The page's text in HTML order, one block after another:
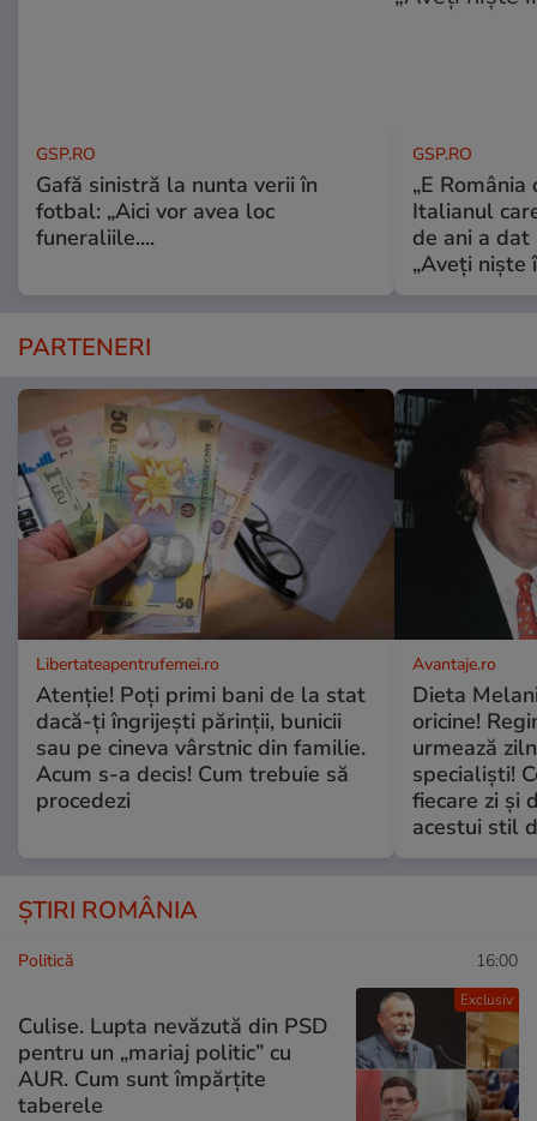
GSP.RO
Gafă sinistră la nunta verii în
fotbal: „Aici vor avea loc
funeraliile....
GSP.RO
„E
Italianul
de ani a
„Aveți niște
PARTENERI
Libertateapentrufemei.ro
Atenție! Poți primi bani de la stat
dacă-ți îngrijești părinții, bunicii
sau pe cineva vârstnic din familie.
Acum s-a decis! Cum trebuie să
procedezi
Avantaje.ro
Dieta
oricine!
urmează
specialiști!
fiecare zi și
acestui stil
ȘTIRI ROMÂNIA
Exclusiv
Politică 16:00
Culise. Lupta nevăzută din PSD
pentru un „mariaj politic” cu
AUR. Cum sunt împărțite
taberele